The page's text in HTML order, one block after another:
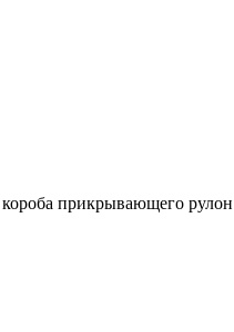
прикрывающего рулон